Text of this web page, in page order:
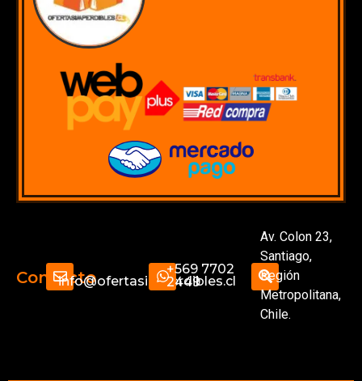
Contactoinfo@ofertasimperdibles.cl
+569 7702
2449
Av. Colon 23,
Santiago,
Región
Metropolitana,
Chile.